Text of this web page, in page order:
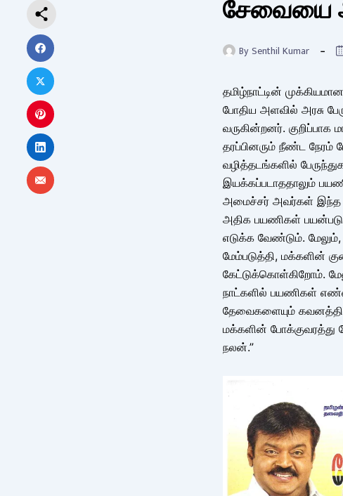
சேவையை
By Senthil Kumar
தமிழ்நாட்டின்
போதிய அளவில் அரசு
வருகின்றனர்.
தரப்பினரும் நீண்ட நேரம்
வழித்தடங்களில்
இயக்கப்படாததாலும்
அமைச்சர் அவர்கள் இந்த
அதிக பயணிகள்
எடுக்க வேண்டும்.
மேம்படுத்தி, மக்களின்
கேட்டுக்கொள்கிறோம்.
நாட்களில் பயணிகள்
தேவைகளையும் கவனத்தில்
மக்களின் போக்குவரத்து
நலன்.”